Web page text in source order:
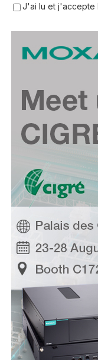
J'ai lu et j'accepte